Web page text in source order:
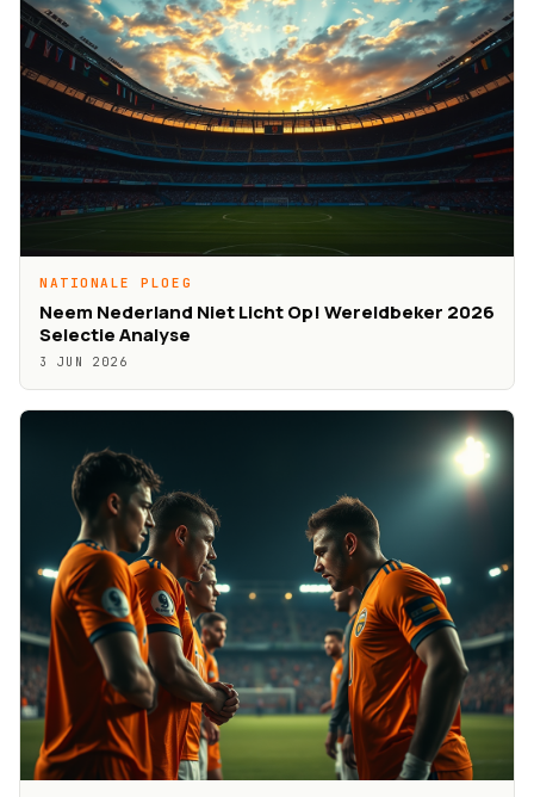
NATIONALE PLOEG
Neem Nederland Niet Licht Op! Wereldbeker 2026
Selectie Analyse
3 JUN 2026